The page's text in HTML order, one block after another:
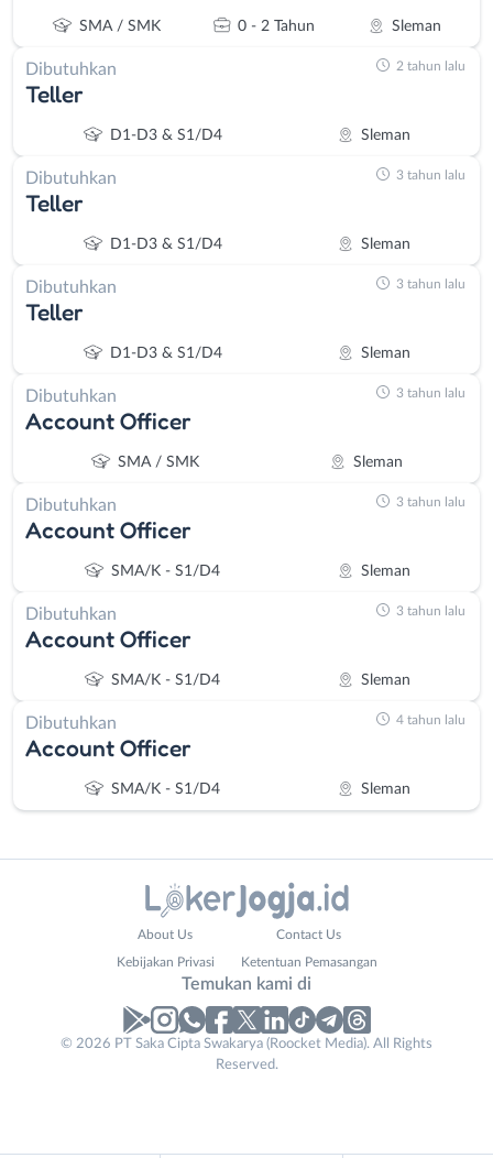
SMA / SMK 0 - 2 Tahun Sleman
Dibutuhkan
Teller
D1-D3 & S1/D4 Sleman
2 tahun lalu
Dibutuhkan
Teller
D1-D3 & S1/D4 Sleman
3 tahun lalu
Dibutuhkan
Teller
D1-D3 & S1/D4 Sleman
3 tahun lalu
Dibutuhkan
Account Officer
SMA / SMK Sleman
3 tahun lalu
Dibutuhkan
Account Officer
SMA/K - S1/D4 Sleman
3 tahun lalu
Dibutuhkan
Account Officer
SMA/K - S1/D4 Sleman
3 tahun lalu
Dibutuhkan
Account Officer
SMA/K - S1/D4 Sleman
4 tahun lalu
About Us Contact Us
Kebijakan Privasi Ketentuan Pemasangan
Temukan kami di
© 2026 PT Saka Cipta Swakarya (Roocket Media). All Rights
Reserved.